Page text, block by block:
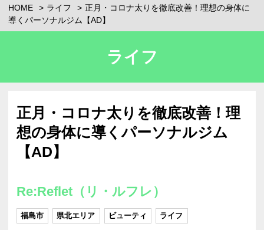
HOME ライフ
正月・コロナ太りを徹底改善！理想の身体に
導くパーソナルジム【AD】
ライフ
正月・コロナ太りを徹底改善！理
想の身体に導くパーソナルジム
【AD】
Re:Reflet（リ・ルフレ）
福島市 県北エリア ビューティ ライフ